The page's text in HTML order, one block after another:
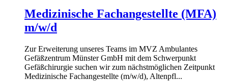
Medizinische Fachangestellte (MFA)
m/w/d
Zur Erweiterung unseres Teams im MVZ Ambulantes
Gefäßzentrum Münster GmbH mit dem Schwerpunkt
Gefäßchirurgie suchen wir zum nächstmöglichen Zeitpunkt
Medizinische Fachangestellte (m/w/d), Altenpfl...